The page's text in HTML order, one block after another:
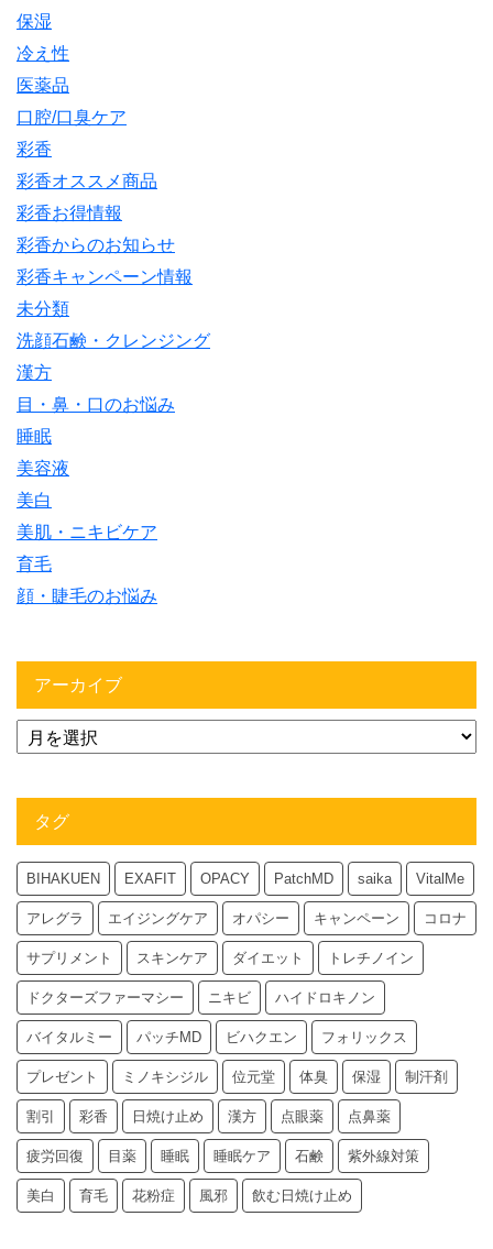
保湿
冷え性
医薬品
口腔/口臭ケア
彩香
彩香オススメ商品
彩香お得情報
彩香からのお知らせ
彩香キャンペーン情報
未分類
洗顔石鹸・クレンジング
漢方
目・鼻・口のお悩み
睡眠
美容液
美白
美肌・ニキビケア
育毛
顔・睫毛のお悩み
アーカイブ
タグ
BIHAKUEN EXAFIT OPACY PatchMD saika VitalMe
アレグラ エイジングケア オパシー キャンペーン コロナ
サプリメント スキンケア ダイエット トレチノイン
ドクターズファーマシー ニキビ ハイドロキノン
バイタルミー パッチMD ビハクエン フォリックス
プレゼント ミノキシジル 位元堂 体臭 保湿 制汗剤
割引 彩香 日焼け止め 漢方 点眼薬 点鼻薬
疲労回復 目薬 睡眠 睡眠ケア 石鹸 紫外線対策
美白 育毛 花粉症 風邪 飲む日焼け止め